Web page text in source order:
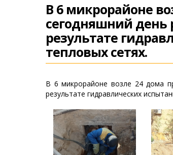
В 6 микрорайоне
сегодняшний
результате
тепловых сетях.
В 6 микрорайоне возле 24 дома
результате гидравлических